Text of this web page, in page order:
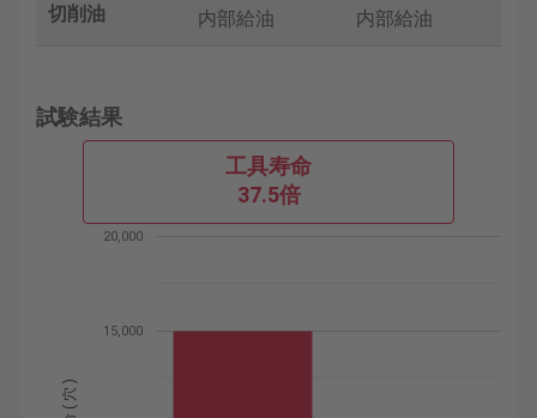
切削油 内部給油 内部給油
試験結果
工具寿命
37.5倍
15,000
20,000